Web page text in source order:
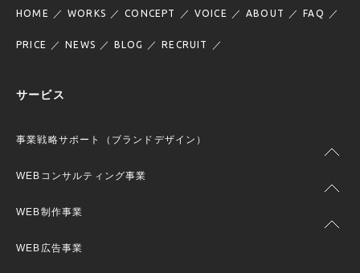
HOME WORKS CONCEPT VOICE ABOUT FAQ
PRICE NEWS BLOG RECRUIT
サービス
事業戦略サポート（ブランドデザイン）
WEBコンサルティング事業
WEB制作事業
WEB広告事業